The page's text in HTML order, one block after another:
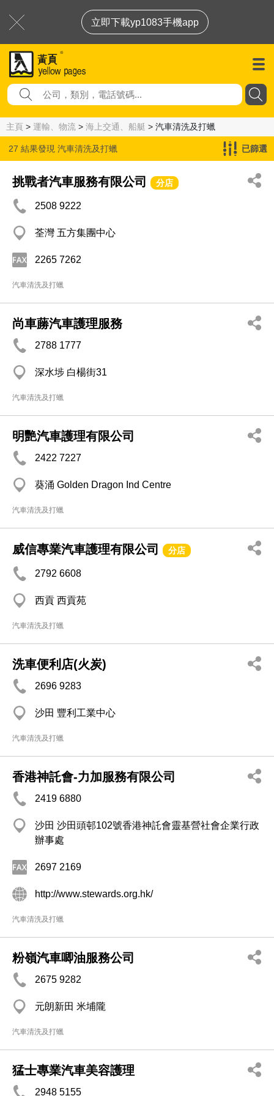
立即下載yp1083手機app
主頁 > 運輸、物流 > 海上交通、船艇 > 汽車清洗及打蠟
27 結果發現 汽車清洗及打蠟 已篩選
挑戰者汽車服務有限公司 分店
2508 9222
荃灣 五方集團中心
2265 7262
汽車清洗及打蠟
尚車蕂汽車護理服務
2788 1777
深水埗 白楊街31
汽車清洗及打蠟
明艷汽車護理有限公司
2422 7227
葵涌 Golden Dragon Ind Centre
汽車清洗及打蠟
威信專業汽車護理有限公司 分店
2792 6608
西貢 西貢苑
汽車清洗及打蠟
洗車便利店(火炭)
2696 9283
沙田 豐利工業中心
汽車清洗及打蠟
香港神託會-力加服務有限公司
2419 6880
沙田 沙田頭邨102號香港神託會靈基營社會企業行政
辦事處
2697 2169
http://www.stewards.org.hk/
汽車清洗及打蠟
粉嶺汽車唧油服務公司
2675 9282
元朗新田 米埔隴
汽車清洗及打蠟
猛士專業汽車美容護理
2948 5155